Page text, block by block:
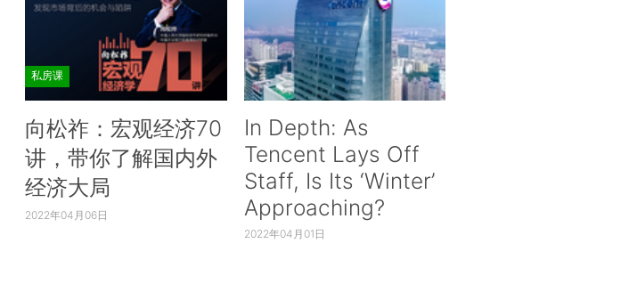
私房课
向松祚：宏观经济70
讲，带你了解国内外
经济大局
2022年04月06日
In Depth: As
Tencent Lays Off
Staff, Is Its ‘Winter’
Approaching?
2022年04月01日